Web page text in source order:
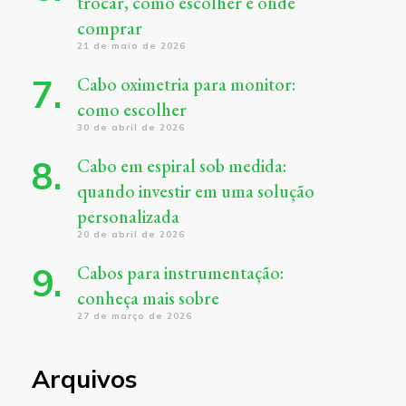
comprar
21 de maio de 2026
Cabo oximetria para monitor:
como escolher
30 de abril de 2026
Cabo em espiral sob medida:
quando investir em uma solução
personalizada
20 de abril de 2026
Cabos para instrumentação:
conheça mais sobre
27 de março de 2026
Arquivos